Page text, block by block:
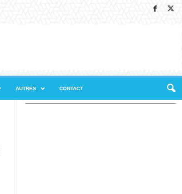
AUTRES CONTACT